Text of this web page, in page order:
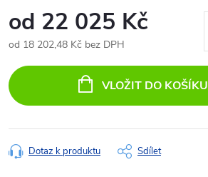
od 22 025 Kč
od 18 202,48 Kč bez DPH
cena:
VLOŽIT DO KOŠÍKU
Dotaz k produktu Sdílet